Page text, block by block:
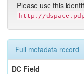
Please use this
http://
Full metadata record
DC Field